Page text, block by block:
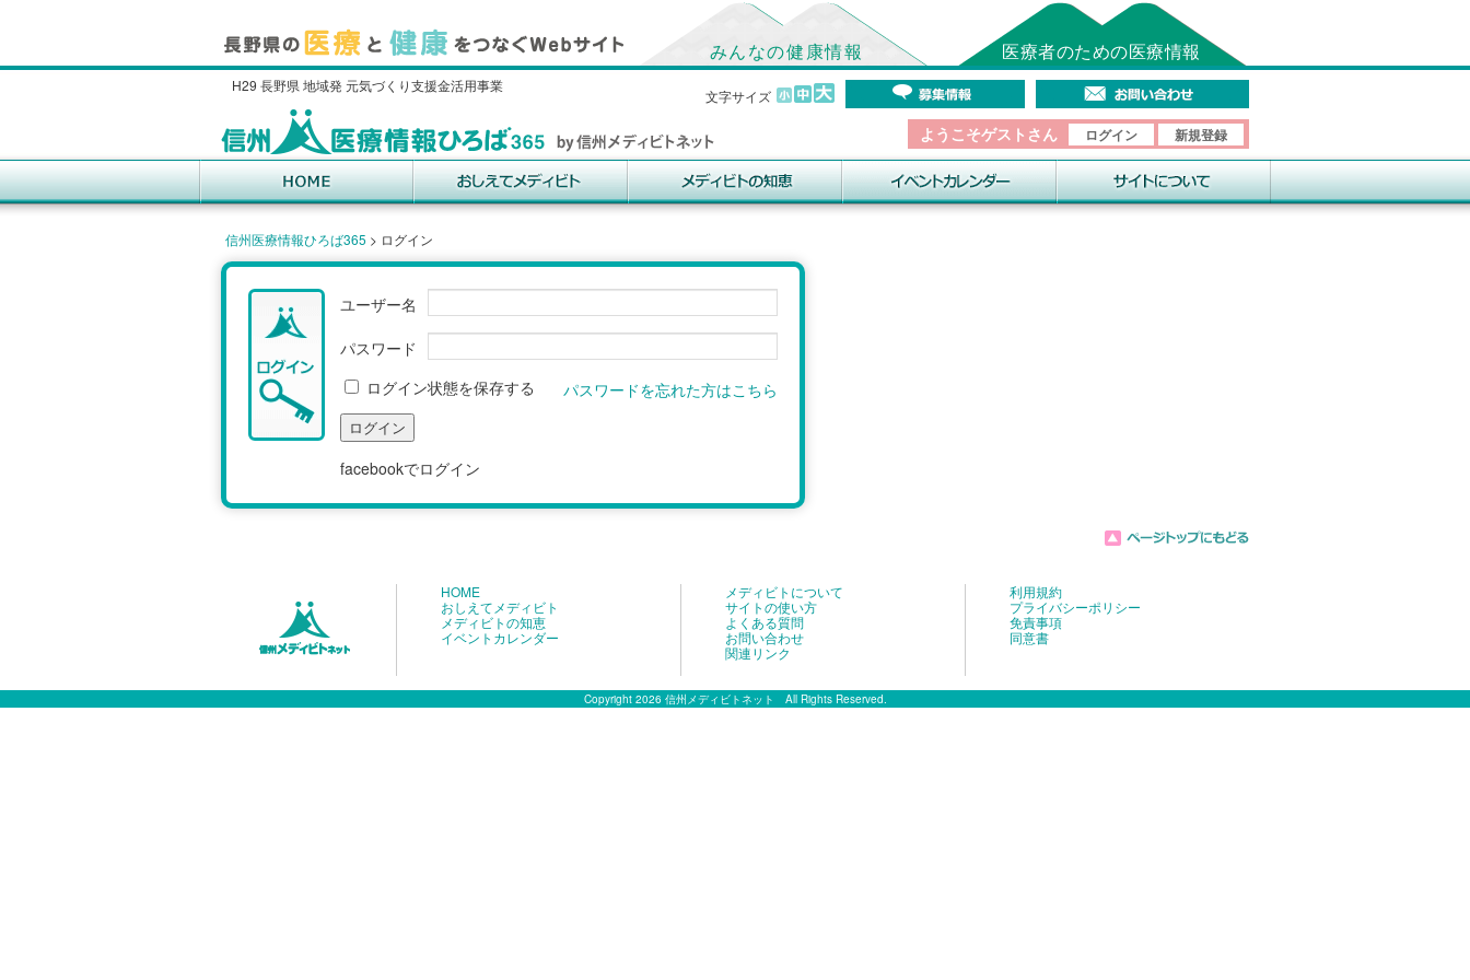
みんなの健康情報 医療者のための医療情報
文字サイズ
H29 長野県 地域発 元気づくり支援金活用事業
ようこそゲストさん ログイン 新規登録
信州医療情報ひろば365 > ログイン
ユーザー名
パスワード
パスワードを忘れた方はこちら
ログイン状態を保存する
facebookでログイン
HOME
おしえてメディビト
メディビトの知恵
イベントカレンダー
メディビトについて
サイトの使い方
よくある質問
お問い合わせ
関連リンク
利用規約
プライバシーポリシー
免責事項
同意書
Copyright 2026 信州メディビトネット All Rights Reserved.